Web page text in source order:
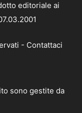
editoriale ai
- Contattaci
sono gestite da